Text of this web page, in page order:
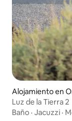
Alojamiento en
Luz de la Tierra 2
Baño · Jacuzzi ·